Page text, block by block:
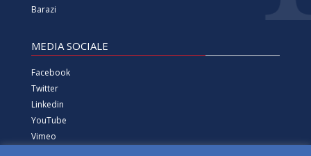
Barazi
MEDIA SOCIALE
Facebook
Twitter
Linkedin
YouTube
Vimeo